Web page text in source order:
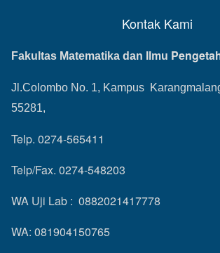
Kontak Kami
Fakultas Matematika dan Ilmu
Jl.Colombo No. 1, Kampus
55281,
Telp. 0274-565411
Telp/Fax. 0274-548203
WA Uji Lab : 0882021417778
WA: 081904150765